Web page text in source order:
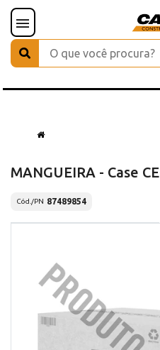
MANGUEIRA - Case CE
Cód./PN 87489854